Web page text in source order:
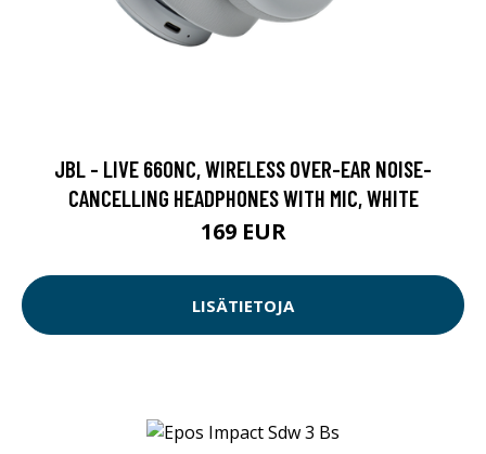
JBL - LIVE 660NC, WIRELESS OVER-EAR NOISE-
CANCELLING HEADPHONES WITH MIC, WHITE
169 EUR
LISÄTIETOJA